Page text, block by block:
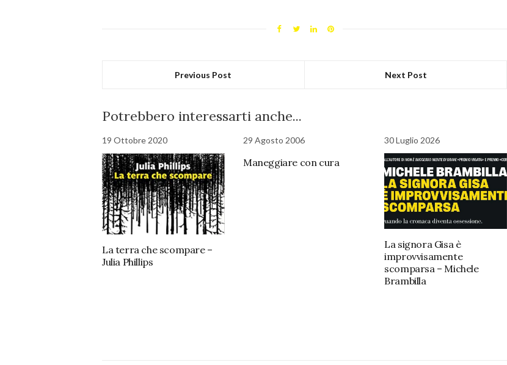
Previous Post Next Post
Potrebbero interessarti anche...
19 Ottobre 2020
La terra che scompare –
Julia Phillips
29 Agosto 2006
Maneggiare con cura
30 Luglio 2026
La signora Gisa è
improvvisamente
scomparsa – Michele
Brambilla